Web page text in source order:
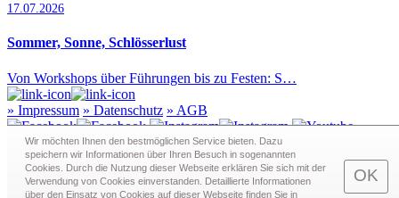
17.07.2026
Sommer, Sonne, Schlösserlust
Von Workshops über Führungen bis zu Festen: S…
» Impressum » Datenschutz » AGB
Redaktion · Graf-Schack-Alle 8 · 19053 Schwerin
Telefon:0385 - 63 83 281· Fax: 0385 - 63 83 279 · Mail:
Wir möchten Ihnen den bestmöglichen Service bieten. Dazu
speichern wir Informationen über Ihren Besuch in sogenann­ten
Cookies. Durch die Nutzung dieser Webseite erklären Sie sich mit der
Verwendung von Cookies einverstanden. Detaillierte Informationen
über den Einsatz von Cookies auf dieser Webseite finden Sie in
OK